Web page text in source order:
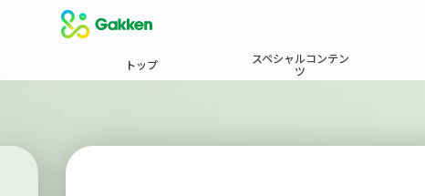
トップ
スペシャルコンテン
ツ